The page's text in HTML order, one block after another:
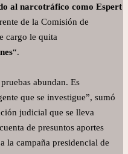
al narcotráfico como Espert
de la Comisión de
cargo le quita
“.
abundan. Es
que se investigue”, sumó
judicial que se lleva
de presuntos aportes
la campaña presidencial de